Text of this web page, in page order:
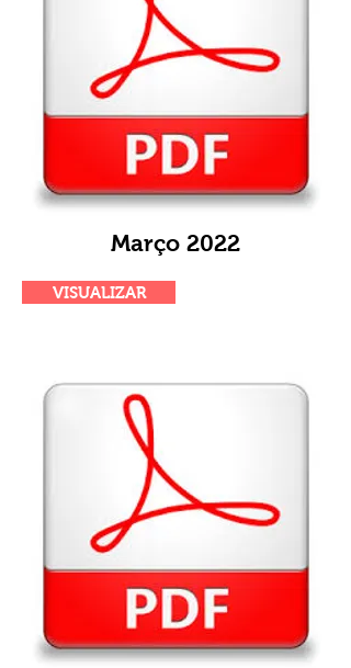
Março 2022
VISUALIZAR